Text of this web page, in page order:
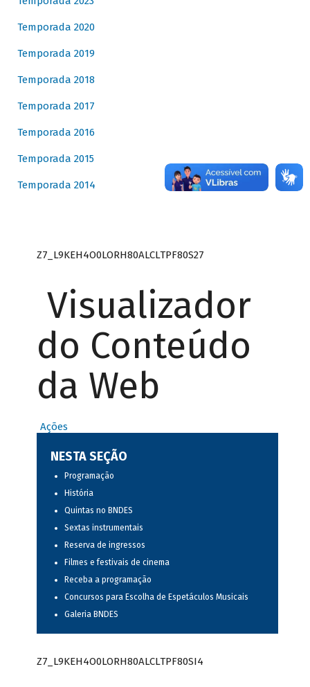
Temporada 2020
Temporada 2019
Temporada 2018
Temporada 2017
Temporada 2016
Temporada 2015
Temporada 2014
Z7_L9KEH4O0LORH80ALCLTPF80S27
Visualizador
do Conteúdo
da Web
Ações
NESTA SEÇÃO
Programação
História
Quintas no BNDES
Sextas instrumentais
Reserva de ingressos
Filmes e festivais de cinema
Receba a programação
Concursos para Escolha de Espetáculos Musicais
Galeria BNDES
Z7_L9KEH4O0LORH80ALCLTPF80SI4